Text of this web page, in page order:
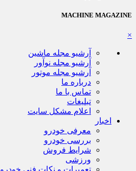
MACHINE MAGAZINE
×
آرشیو مجله ماشین
آرشیو مجله نوآور
آرشیو مجله موتور
درباره ما
تماس با ما
تبلیغات
اعلام مشکل سایت
اخبار
معرفی خودرو
بررسی خودرو
شرایط فروش
ورزشی
تعمیرات و نکات فنی خودرو